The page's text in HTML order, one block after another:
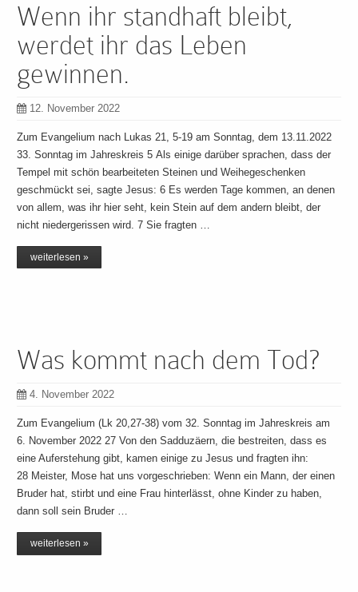
Wenn ihr standhaft bleibt,
werdet ihr das Leben
gewinnen.
12. November 2022
Zum Evangelium nach Lukas 21, 5-19 am Sonntag, dem 13.11.2022
33. Sonntag im Jahreskreis 5 Als einige darüber sprachen, dass der
Tempel mit schön bearbeiteten Steinen und Weihegeschenken
geschmückt sei, sagte Jesus: 6 Es werden Tage kommen, an denen
von allem, was ihr hier seht, kein Stein auf dem andern bleibt, der
nicht niedergerissen wird. 7 Sie fragten …
weiterlesen »
Was kommt nach dem Tod?
4. November 2022
Zum Evangelium (Lk 20,27-38) vom 32. Sonntag im Jahreskreis am
6. November 2022 27 Von den Sadduzäern, die bestreiten, dass es
eine Auferstehung gibt, kamen einige zu Jesus und fragten ihn:
28 Meister, Mose hat uns vorgeschrieben: Wenn ein Mann, der einen
Bruder hat, stirbt und eine Frau hinterlässt, ohne Kinder zu haben,
dann soll sein Bruder …
weiterlesen »